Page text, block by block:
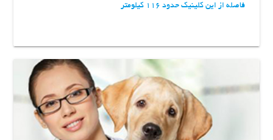
فاصله از این کلینیک حدود 116 کیلومتر